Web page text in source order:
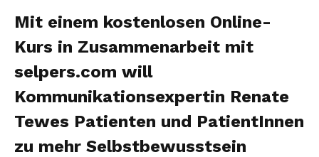
Mit einem kostenlosen Online-
Kurs in Zusammenarbeit mit
selpers.com will
Kommunikationsexpertin Renate
Tewes Patienten und PatientInnen
zu mehr Selbstbewusstsein